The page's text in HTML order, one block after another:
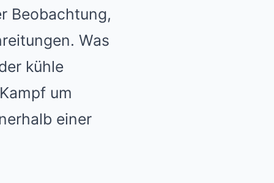
Beobachtung,
Was
kühle
um
einer